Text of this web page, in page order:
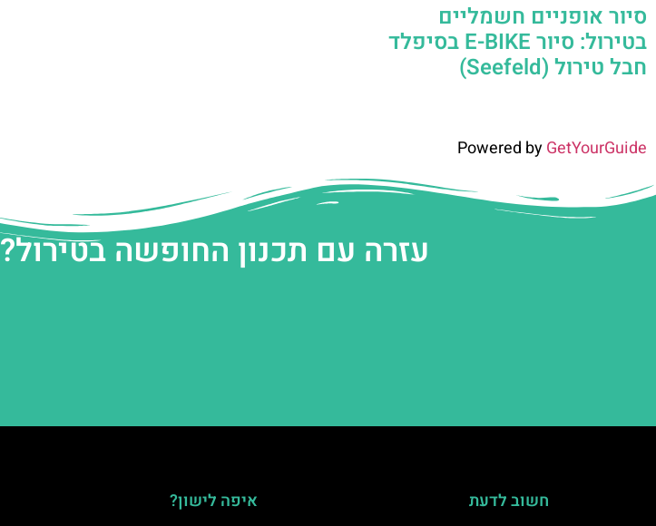
סיור אופניים חשמליים
בטירול: סיור E-BIKE בסיפלד
חבל טירול (Seefeld)
Powered byGetYourGuide
עזרה עם תכנון החופשה בטירול?
חשוב לדעת
איפה לישון?